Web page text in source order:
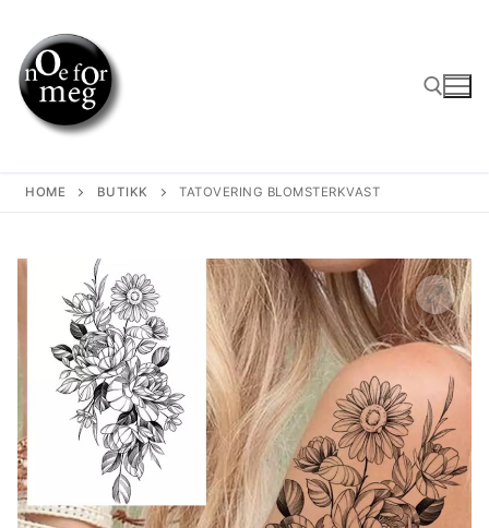
content
HOME BUTIKK TATOVERING BLOMSTERKVAST